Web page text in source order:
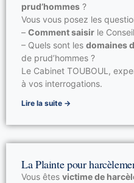
prud’hommes ?
Vous vous posez les
– Comment saisir le
– Quels sont les domaines
de prud’hommes ?
Le Cabinet TOUBOUL,
à vos interrogations.
Lire la suite →
La Plainte pour
Vous êtes victime de